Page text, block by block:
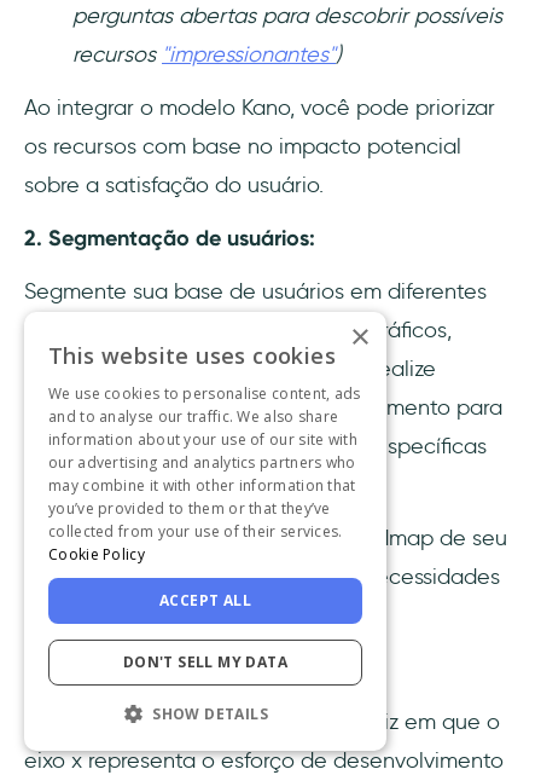
perguntas abertas para descobrir possíveis
recursos "impressionantes")
Ao integrar o modelo Kano, você pode priorizar
os recursos com base no impacto potencial
sobre a satisfação do usuário.
2. Segmentação de usuários:
Segmente sua base de usuários em diferentes
grupos com base em dados demográficos,
padrões de uso ou necessidades. Realize
pesquisas separadas para cada segmento para
obter insights sobre as prioridades específicas
de cada grupo de usuários.
Isso pode ajudá-lo a adaptar o roadmap de seu
produto para atender às diversas necessidades
de seu público.
3. Matriz de esforço e impacto:
Apresente os recursos em uma matriz em que o
eixo x representa o esforço de desenvolvimento
×
This website uses cookies
We use cookies to personalise content, ads
and to analyse our traffic. We also share
information about your use of our site with
our advertising and analytics partners who
may combine it with other information that
you’ve provided to them or that they’ve
collected from your use of their services.
Cookie Policy
ACCEPT ALL
DON'T SELL MY DATA
SHOW DETAILS